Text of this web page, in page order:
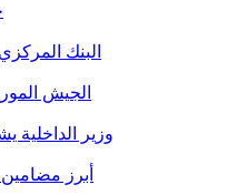
البنك المركزي يرخص 5
الجيش
وزير
أبرز